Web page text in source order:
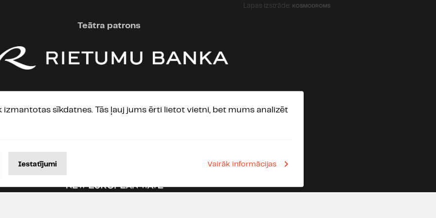
dažādiem personāžiem, enerģiska un kvalitatīva
dziedāšana, asprātīgi dialogi, 1980-90 gadu
Pirmajam cēlienam 10/10 !!! Un varēja ar to arī beigt.
Diemžēl, otrajam cēlienam režisorei (vai idejas
staipīšana šurp un turp.... Katastrofa! Sabojāja visu
Lapas izstrāde:
Teātra patrons
Starptautiskie partneri
izmantotas sīkdatnes. Tās ļauj jums ērti lietot vietni, bet mums analizēt
Iestatījumi Vairāk informācijas